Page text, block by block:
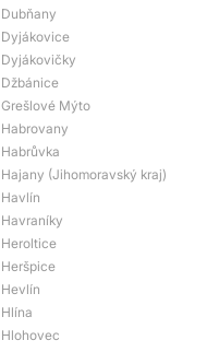
Dubňany
Dyjákovice
Dyjákovičky
Džbánice
Grešlové Mýto
Habrovany
Habrůvka
Hajany (Jihomoravský kraj)
Havlín
Havraníky
Heroltice
Heršpice
Hevlín
Hlína
Hlohovec